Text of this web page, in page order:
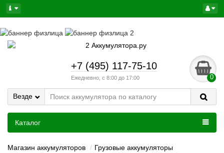
+7 (495) 117-75-10
Ежедневно, с 8:00 до 17:00 0
Везде
Каталог
Магазин аккумуляторов
Грузовые аккумуляторы